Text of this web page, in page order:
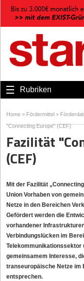
Rubriken
Home > Fördermittel >
"Connecting Europe" (CEF)
Fazilität
(CEF)
Mit der Fazilität
Union Vorhaben von
Netze in den Bereichen
Gefördert werden die
vorhandener
Verbindungslücken im
Telekommunikationssektor
gemeinsamem Interesse,
transeuropäische Netze
entsprechen.